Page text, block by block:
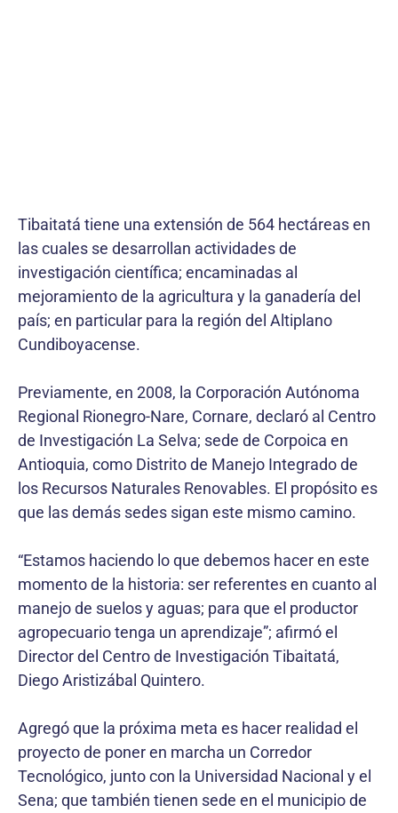
Tibaitatá tiene una extensión de 564 hectáreas en
las cuales se desarrollan actividades de
investigación científica; encaminadas al
mejoramiento de la agricultura y la ganadería del
país; en particular para la región del Altiplano
Cundiboyacense.
Previamente, en 2008, la Corporación Autónoma
Regional Rionegro-Nare, Cornare, declaró al Centro
de Investigación La Selva; sede de Corpoica en
Antioquia, como Distrito de Manejo Integrado de
los Recursos Naturales Renovables. El propósito es
que las demás sedes sigan este mismo camino.
“Estamos haciendo lo que debemos hacer en este
momento de la historia: ser referentes en cuanto al
manejo de suelos y aguas; para que el productor
agropecuario tenga un aprendizaje”; afirmó el
Director del Centro de Investigación Tibaitatá,
Diego Aristizábal Quintero.
Agregó que la próxima meta es hacer realidad el
proyecto de poner en marcha un Corredor
Tecnológico, junto con la Universidad Nacional y el
Sena; que también tienen sede en el municipio de